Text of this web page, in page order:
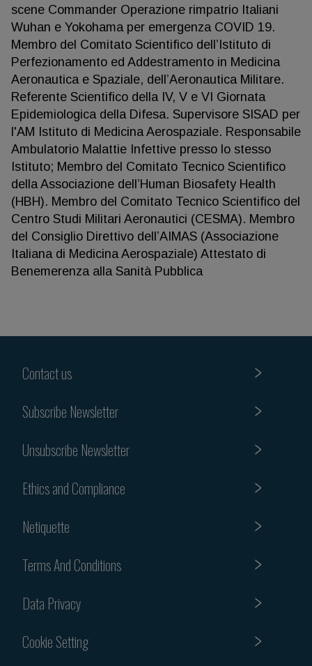
scene Commander Operazione rimpatrio Italiani
Wuhan e Yokohama per emergenza COVID 19.
Membro del Comitato Scientifico dell’Istituto di
Perfezionamento ed Addestramento in Medicina
Aeronautica e Spaziale, dell’Aeronautica Militare.
Referente Scientifico della IV, V e VI Giornata
Epidemiologica della Difesa. Supervisore SISAD per
l'AM Istituto di Medicina Aerospaziale. Responsabile
Ambulatorio Malattie Infettive presso lo stesso
Istituto; Membro del Comitato Tecnico Scientifico
della Associazione dell’Human Biosafety Health
(HBH). Membro del Comitato Tecnico Scientifico del
Centro Studi Militari Aeronautici (CESMA). Membro
del Consiglio Direttivo dell’AIMAS (Associazione
Italiana di Medicina Aerospaziale) Attestato di
Benemerenza alla Sanità Pubblica
Contact us
Subscribe Newsletter
Unsubscribe Newsletter
Ethics and Compliance
Netiquette
Terms And Conditions
Data Privacy
Cookie Setting